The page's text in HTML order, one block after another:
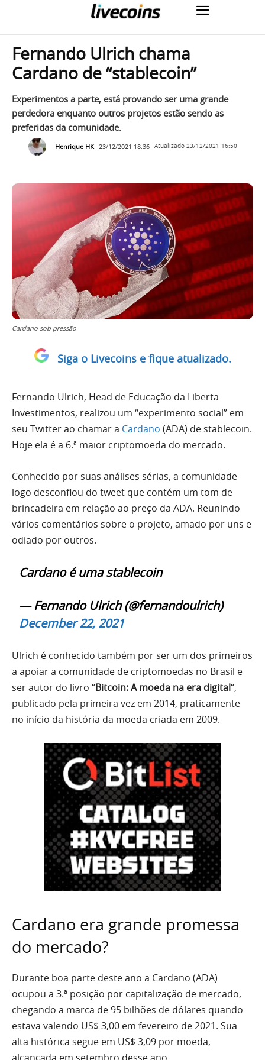
Fernando Ulrich chama
Cardano de “stablecoin”
Experimentos a parte, está provando ser uma grande
perdedora enquanto outros projetos estão sendo as
preferidas da comunidade.
Henrique HK 23/12/2021 18:36 Atualizado 23/12/2021 16:50
Cardano sob pressão
Siga o Livecoins e fique atualizado.
Fernando Ulrich, Head de Educação da Liberta
Investimentos, realizou um “experimento social” em
seu Twitter ao chamar a Cardano (ADA) de stablecoin.
Hoje ela é a 6.ª maior criptomoeda do mercado.
Conhecido por suas análises sérias, a comunidade
logo desconfiou do tweet que contém um tom de
brincadeira em relação ao preço da ADA. Reunindo
vários comentários sobre o projeto, amado por uns e
odiado por outros.
Cardano é uma stablecoin
— Fernando Ulrich (@fernandoulrich)
December 22, 2021
Ulrich é conhecido também por ser um dos primeiros
a apoiar a comunidade de criptomoedas no Brasil e
ser autor do livro “Bitcoin: A moeda na era digital“,
publicado pela primeira vez em 2014, praticamente
no início da história da moeda criada em 2009.
Cardano era grande promessa
do mercado?
Durante boa parte deste ano a Cardano (ADA)
ocupou a 3.ª posição por capitalização de mercado,
chegando a marca de 95 bilhões de dólares quando
estava valendo US$ 3,00 em fevereiro de 2021. Sua
alta histórica segue em US$ 3,09 por moeda,